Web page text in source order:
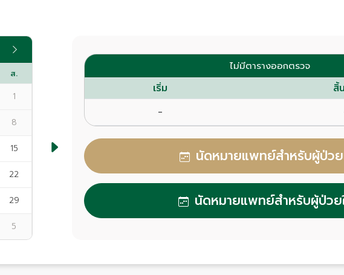
ส.
1
8
15
22
29
5
ไม่มีตารางออกตรวจ
เริ่ม สิ้
-
นัดหมายแพทย์สำหรับผู้ป่วย
นัดหมายแพทย์สำหรับผู้ป่วย